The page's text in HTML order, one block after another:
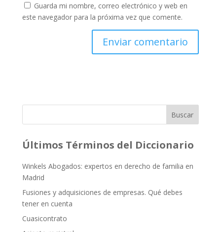
Guarda mi nombre, correo electrónico y web en
este navegador para la próxima vez que comente.
Buscar
Últimos Términos del Diccionario
Winkels Abogados: expertos en derecho de familia en
Madrid
Fusiones y adquisiciones de empresas. Qué debes
tener en cuenta
Cuasicontrato